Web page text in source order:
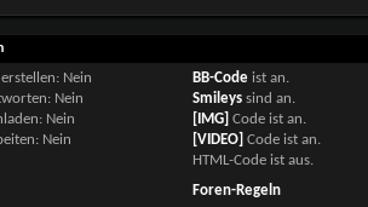
Nein
Nein
Nein
Nein
BB-Codeist an.
Smileyssind an.
[IMG] Code ist an.
[VIDEO] Code ist an.
HTML-Code ist aus.
Foren-Regeln